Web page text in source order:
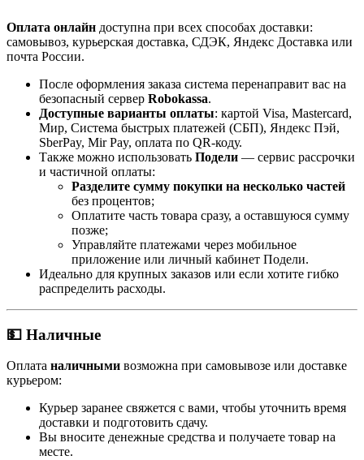
Оплата онлайн доступна при всех способах доставки:
самовывоз, курьерская доставка, СДЭК, Яндекс Доставка или
почта России.
После оформления заказа система перенаправит вас на
безопасный сервер Robokassa.
Доступные варианты оплаты: картой Visa, Mastercard,
Мир, Система быстрых платежей (СБП), Яндекс Пэй,
SberPay, Mir Pay, оплата по QR-коду.
Также можно использовать Подели — сервис рассрочки
и частичной оплаты:
Разделите сумму покупки на несколько частей
без процентов;
Оплатите часть товара сразу, а оставшуюся сумму
позже;
Управляйте платежами через мобильное
приложение или личный кабинет Подели.
Идеально для крупных заказов или если хотите гибко
распределить расходы.
💵 Наличные
Оплата наличными возможна при самовывозе или доставке
курьером:
Курьер заранее свяжется с вами, чтобы уточнить время
доставки и подготовить сдачу.
Вы вносите денежные средства и получаете товар на
месте.